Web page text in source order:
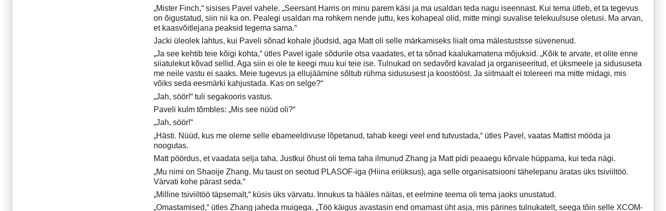
„Mister Finch,“ sisises Pavel vahele. „Seersant Harris on minu parem käsi ja ma usaldan teda nagu iseennast. Kui tema ütleb, et ta tegevus
on õigustatud, siin nii ka on. Pealegi usaldan ma rohkem nende juttu, kes kohapeal olid, mitte mingi suvalise telekuulsuse oletusi. Ma arvan,
et kaasvõitlejana peaksid tegema sama.“
Jacki üleolek lahtus, kui Paveli sõnad kohale jõudsid, aga Matt oli selle märkamiseks liialt oma mälestustsse süvenenud.
„Ja see kehtib teie kõigi kohta,“ ütles Pavel igale sõdurile otsa vaadates, et ta sõnad kaalukamatena mõjuksid. „Kõik te arvate, et olite enne
siiatulekut kõvad sellid. Aga siin ei ole te keegi muu kui teie ise. Tulnukad on sedavõrd kavalad ja organiseeritud, et üksmeele ja sidususeta
me neile vastu ei saaks. Meie tugevus ja ellujäämine sõltub rühma sidususest ja koostööst. Ja siitmaalt ei tolereeri ma mitte midagi, mis
võiks seda eesmärki kahjustada. Kas on selge?“
„Jah, söör!“ tuli segakooris vastus.
Paveli kulm tõmbles: „Mis see nüüd oli?“
„Jah, söör!“
„Hästi. Nüüd, kus me oleme selle ebameeldivuse lõpetanud, tahab keegi veel end tutvustada,“ ütles Pavel, vaatas Mattist mööda ja
noogutas.
Matt pöördus, et vaadata selja taha. Justkui õhust oli tema taha ilmunud Zhang ja Matt pidi peaaegu kõrvale hüppama, kui teda nägi.
„Mu nimi on Shaoije Zhang. Mu taust on seotud PLASOF-iga (Hiina eriüksus), aga selle organisatsiooni tähelepanu äratas üks tsiviiltöö.
Värvati kohe pärast seda.“
„Milline tsiviiltöö täpsemalt,“ küsis üks värvatu. Innukus ta hääles näitas, et eelmine teema oli tema jaoks unustatud.
„Omastamised,“ ütles Zhang jaheda muigega. „Töö käigus avastasin end omamast üht asja, mis pärines tulnukatelt, seega tõin selle XCOM-